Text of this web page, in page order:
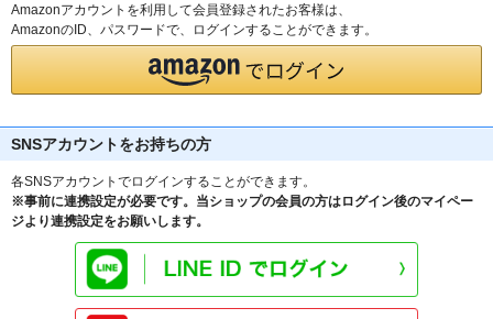
Amazonアカウントを利用して会員登録されたお客様は、
AmazonのID、パスワードで、ログインすることができます。
SNSアカウントをお持ちの方
各SNSアカウントでログインすることができます。
※事前に連携設定が必要です。当ショップの会員の方はログイン後のマイペー
ジより連携設定をお願いします。